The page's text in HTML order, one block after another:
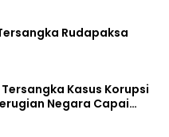
Rudapaksa
Kasus Korupsi
Negara Capai